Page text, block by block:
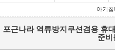
아기
포근나라 역류방지쿠션겸용 휴
준비